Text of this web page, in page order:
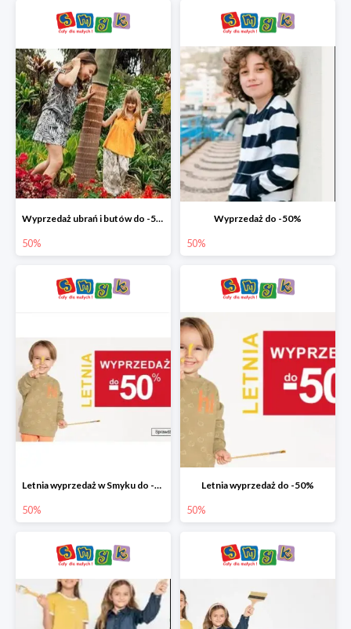
Wyprzedaż ubrań i butów do -50%
50%
Wyprzedaż do -50%
50%
Letnia wyprzedaż w Smyku do -50%
50%
Letnia wyprzedaż do -50%
50%